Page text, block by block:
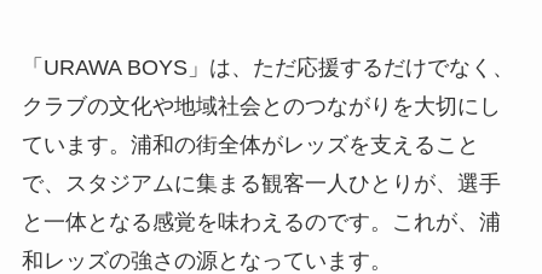
「URAWA BOYS」は、ただ応援するだけでなく、
クラブの文化や地域社会とのつながりを大切にし
ています。浦和の街全体がレッズを支えること
で、スタジアムに集まる観客一人ひとりが、選手
と一体となる感覚を味わえるのです。これが、浦
和レッズの強さの源となっています。